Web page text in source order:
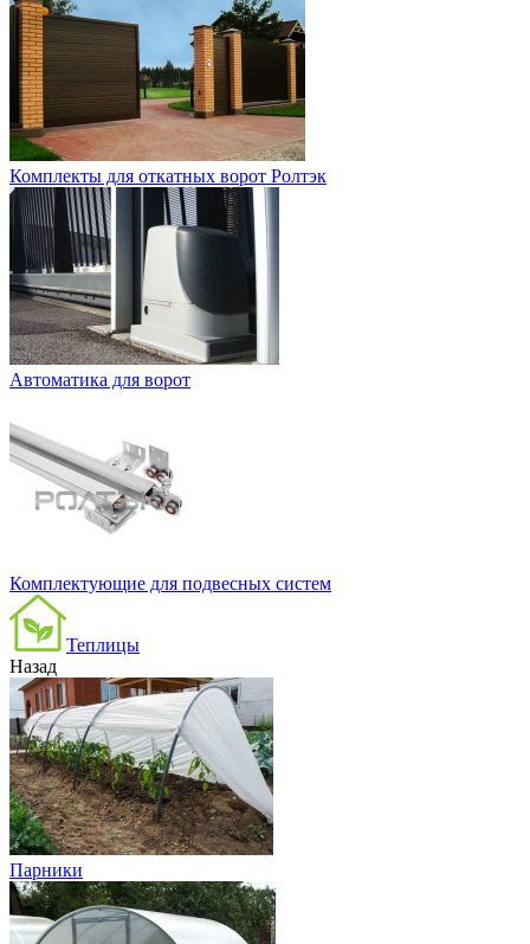
Комплекты для откатных ворот Ролтэк
Автоматика для ворот
Комплектующие для подвесных систем
Теплицы
Назад
Парники